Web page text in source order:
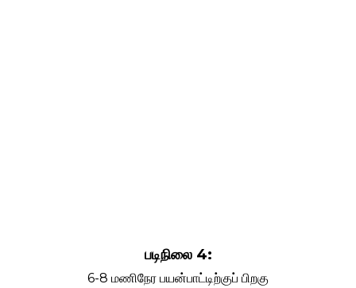
படிநிலை 4:
6-8 மணிநேர பயன்பாட்டிற்குப் பிறகு